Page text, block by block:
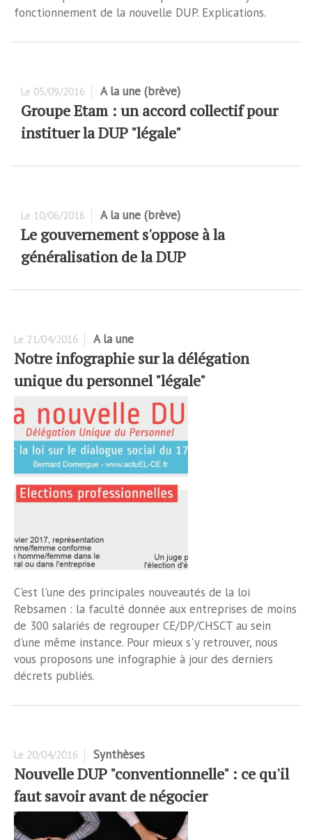
fonctionnement de la nouvelle DUP. Explications.
Le 05/09/2016 A la une (brève)
Groupe Etam : un accord collectif pour
instituer la DUP "légale"
Le 10/06/2016 A la une (brève)
Le gouvernement s'oppose à la
généralisation de la DUP
Le 21/04/2016 A la une
Notre infographie sur la délégation
unique du personnel "légale"
C'est l'une des principales nouveautés de la loi
Rebsamen : la faculté donnée aux entreprises de moins
de 300 salariés de regrouper CE/DP/CHSCT au sein
d'une même instance. Pour mieux s'y retrouver, nous
vous proposons une infographie à jour des derniers
décrets publiés.
Le 20/04/2016 Synthèses
Nouvelle DUP "conventionnelle" : ce qu'il
faut savoir avant de négocier